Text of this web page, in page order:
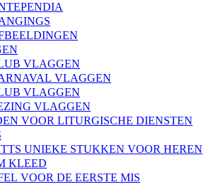
VLAGGEN
VLAGGEN
VLAGGEN
VLAGGEN
VOOR LITURGISCHE DIENSTEN
UNIEKE STUKKEN VOOR HEREN
KLEED
VOOR DE EERSTE MIS